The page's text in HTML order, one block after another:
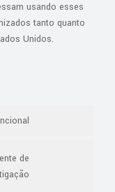
usando esses
tanto quanto
Unidos.
de